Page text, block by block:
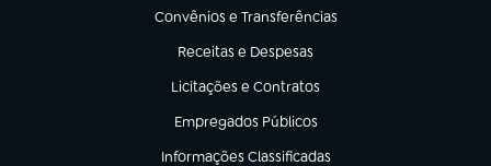
Convênios e Transferências
(abre em nova aba)
Receitas e Despesas
(abre em nova aba)
Licitações e Contratos
(abre em nova aba)
Empregados Públicos
(abre em nova aba)
Informações Classificadas